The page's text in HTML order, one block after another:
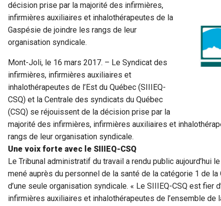
décision prise par la majorité des infirmières,
infirmières auxiliaires et inhalothérapeutes de la
Gaspésie de joindre les rangs de leur
organisation syndicale.
Mont-Joli, le 16 mars 2017. – Le Syndicat des
infirmières, infirmières auxiliaires et
inhalothérapeutes de l’Est du Québec (SIIIEQ-
CSQ) et la Centrale des syndicats du Québec
(CSQ) se réjouissent de la décision prise par la
majorité des infirmières, infirmières auxiliaires et
rangs de leur organisation syndicale.
Une voix forte avec le SIIIEQ-CSQ
Le Tribunal administratif du travail a rendu public aujourd’hui
mené auprès du personnel de la santé de la catégorie 1 de
d’une seule organisation syndicale. « Le SIIIEQ-CSQ est fier
infirmières auxiliaires et inhalothérapeutes de l’ensemble de